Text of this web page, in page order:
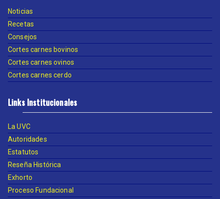
Noticias
Recetas
Consejos
Cortes carnes bovinos
Cortes carnes ovinos
Cortes carnes cerdo
Links Institucionales
La UVC
Autoridades
Estatutos
Reseña Histórica
Exhorto
Proceso Fundacional